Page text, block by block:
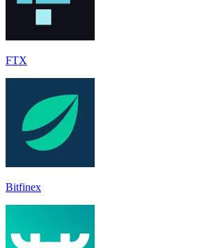
FTX
Bitfinex